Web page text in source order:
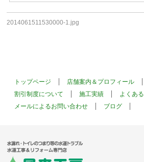
2014061511530000-1.jpg
トップページ 店舗案内＆プロフィール
割引制度について
施工実績
よくあ
メールによるお問い合わせ
ブログ